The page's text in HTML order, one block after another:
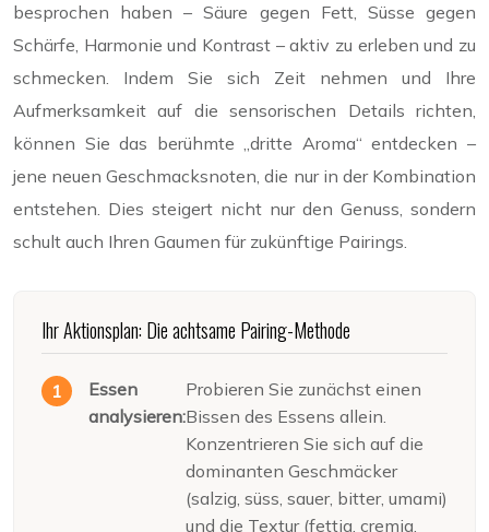
besprochen haben – Säure gegen Fett, Süsse gegen
Schärfe, Harmonie und Kontrast – aktiv zu erleben und zu
schmecken. Indem Sie sich Zeit nehmen und Ihre
Aufmerksamkeit auf die sensorischen Details richten,
können Sie das berühmte „dritte Aroma“ entdecken –
jene neuen Geschmacksnoten, die nur in der Kombination
entstehen. Dies steigert nicht nur den Genuss, sondern
schult auch Ihren Gaumen für zukünftige Pairings.
Ihr Aktionsplan: Die achtsame Pairing-Methode
Essen
analysieren:
Probieren Sie zunächst einen
Bissen des Essens allein.
Konzentrieren Sie sich auf die
dominanten Geschmäcker
(salzig, süss, sauer, bitter, umami)
und die Textur (fettig, cremig,